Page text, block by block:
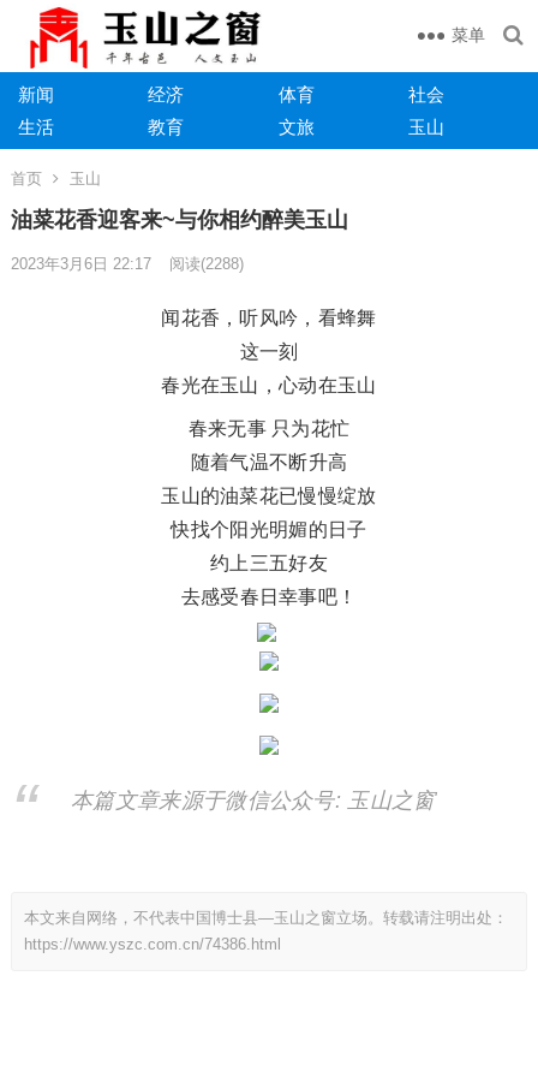
菜单
新闻 经济 体育
社会
生活
教育 文旅 玉山
首页 玉山
油菜花香迎客来~与你相约醉美玉山
2023年3月6日 22:17 阅读(2288)
闻花香，听风吟，看蜂舞
这一刻
春光在玉山，心动在玉山
春来无事 只为花忙
随着气温不断升高
玉山的油菜花已慢慢绽放
快找个阳光明媚的日子
约上三五好友
去感受春日幸事吧！
本篇文章来源于微信公众号: 玉山之窗
本文来自网络，不代表中国博士县—玉山之窗立场。转载请注明出处：
https://www.yszc.com.cn/74386.html